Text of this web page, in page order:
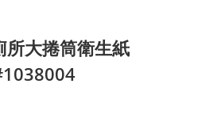
所大捲筒衛生紙